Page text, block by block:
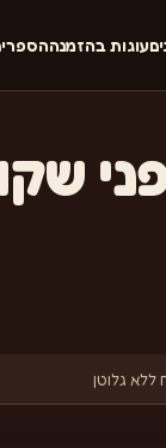
עוגות בהזמנה
ללא גלוטן